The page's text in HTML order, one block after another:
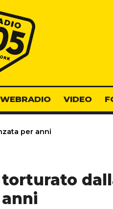
Radio 105
WEBRADIO VIDEO
per anni
torturato